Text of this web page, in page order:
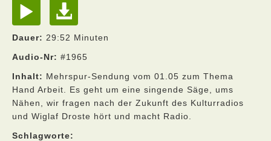
Dauer: 29:52 Minuten
Audio-Nr: #1965
Inhalt: Mehrspur-Sendung vom 01.05 zum Thema
Hand Arbeit. Es geht um eine singende Säge, ums
Nähen, wir fragen nach der Zukunft des Kulturradios
und Wiglaf Droste hört und macht Radio.
Schlagworte: